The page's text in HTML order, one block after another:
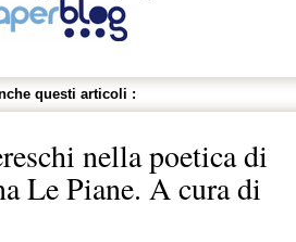
questi articoli :
nella poetica di
Le Piane. A cura di